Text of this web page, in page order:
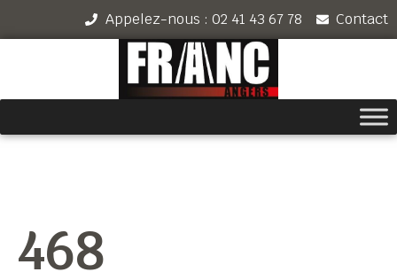
Appelez-nous : 02 41 43 67 78 Contact
468